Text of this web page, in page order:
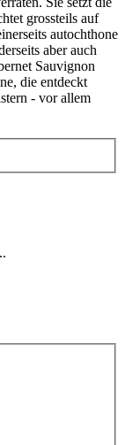
grossteils auf
autochthone
aber auch
Sauvignon
die entdeckt
- vor allem